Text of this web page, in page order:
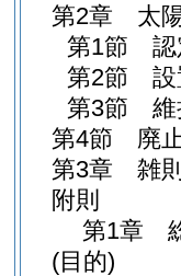
第2章
太
第1節
第2節
第3節
第4節
廃
第3章
雑
附則
第1章
(目的)